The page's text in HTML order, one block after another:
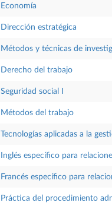
Economía
Dirección estratégica
Métodos y técnicas de
Derecho del trabajo
Seguridad social I
Métodos del trabajo
Tecnologías aplicadas a la
Inglés específico para
Francés específico para
Práctica del procedimiento